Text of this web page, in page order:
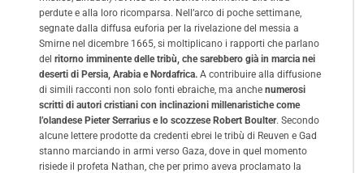
perdute e alla loro ricomparsa. Nell’arco di poche settimane,
segnate dalla diffusa euforia per la rivelazione del messia a
Smirne nel dicembre 1665, si moltiplicano i rapporti che parlano
del ritorno imminente delle tribù, che sarebbero già in marcia nei
deserti di Persia, Arabia e Nordafrica. A contribuire alla diffusione
di simili racconti non solo fonti ebraiche, ma anche numerosi
scritti di autori cristiani con inclinazioni millenaristiche come
l’olandese Pieter Serrarius e lo scozzese Robert Boulter. Secondo
alcune lettere prodotte da credenti ebrei le tribù di Reuven e Gad
stanno marciando in armi verso Gaza, dove in quel momento
risiede il profeta Nathan, che per primo aveva proclamato la